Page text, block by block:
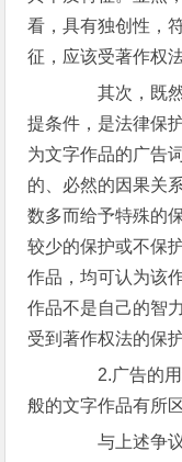
看，具有独创性，
征，应该受著作权
其次，既然
提条件，是法律保
为文字作品的广告
的、必然的因果关
数多而给予特殊的
较少的保护或不保
作品，均可认为该
作品不是自己的智
受到著作权法的保
2.广告的用
般的文字作品有所
与上述争议